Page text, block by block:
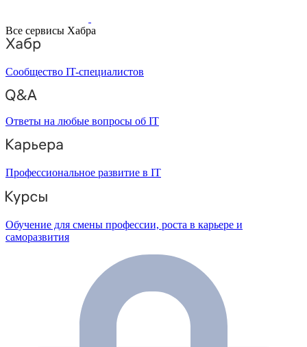
Все сервисы Хабра
Сообщество IT-специалистов
Ответы на любые вопросы об IT
Профессиональное развитие в IT
Обучение для смены профессии, роста в карьере и
саморазвития